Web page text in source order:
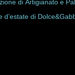
di Artigianato e
d’estate di